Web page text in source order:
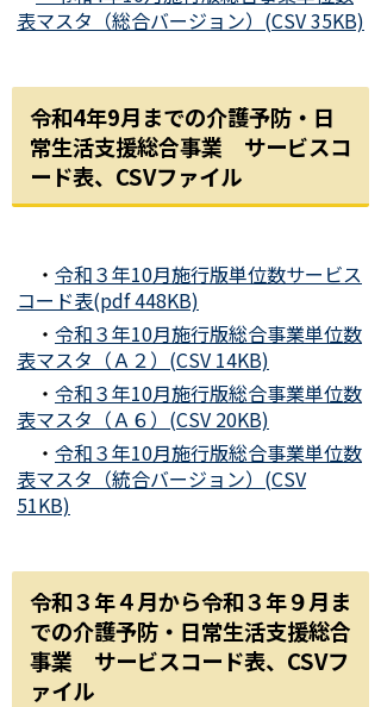
表マスタ（総合バージョン）(CSV 35KB)
令和4年9月までの介護予防・日
常生活支援総合事業 サービスコ
ード表、CSVファイル
・ 令和３年10月施行版単位数サービス
コード表(pdf 448KB)
・ 令和３年10月施行版総合事業単位数
表マスタ（Ａ２）(CSV 14KB)
・ 令和３年10月施行版総合事業単位数
表マスタ（Ａ６）(CSV 20KB)
・ 令和３年10月施行版総合事業単位数
表マスタ（統合バージョン）(CSV
51KB)
令和３年４月から令和３年９月ま
での介護予防・日常生活支援総合
事業 サービスコード表、CSVフ
ァイル